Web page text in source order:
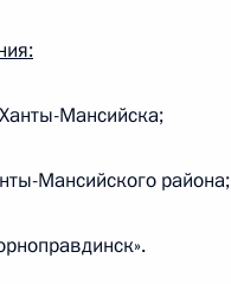
Мансийского
Мансийска;
Мансийского района;